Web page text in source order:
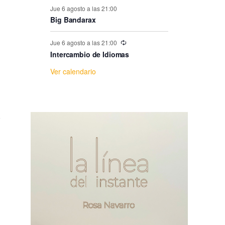
e
E
v
n
Jue 6 agosto a las 21:00
Big Bandarax
Jue 6 agosto a las 21:00
Intercambio de Idiomas
Ver calendario